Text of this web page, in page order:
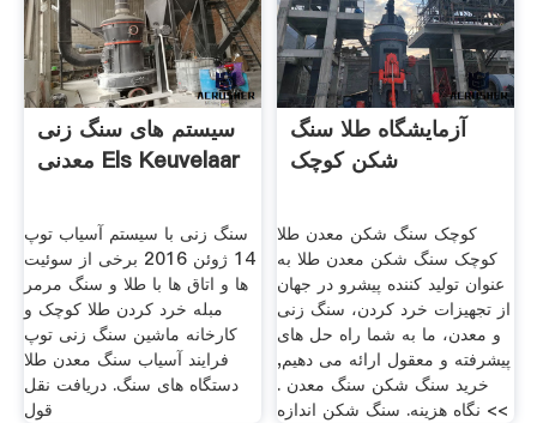
سیستم های سنگ زنی
معدنی Els Keuvelaar
سنگ زنی با سیستم آسیاب توپ
14 ژوئن 2016 برخی از سوئیت
ها و اتاق ها با طلا و سنگ مرمر
مبله خرد کردن طلا کوچک و
کارخانه ماشین سنگ زنی توپ
فرایند آسیاب سنگ معدن طلا
دستگاه های سنگ. دریافت نقل
قول
آزمایشگاه طلا سنگ
شکن کوچک
کوچک سنگ شکن معدن طلا
کوچک سنگ شکن معدن طلا به
عنوان تولید کننده پیشرو در جهان
از تجهیزات خرد کردن، سنگ زنی
و معدن، ما به شما راه حل های
پیشرفته و معقول ارائه می دهیم,
خرید سنگ شکن سنگ معدن .
>> نگاه هزینه. سنگ شکن اندازه